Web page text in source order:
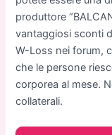
produttore
vantaggiosi sconti
W-Loss nei forum,
che le persone
corporea al mese.
collaterali.